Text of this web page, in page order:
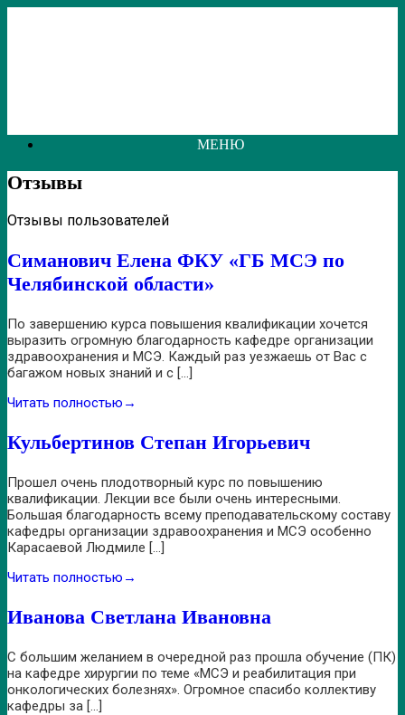
МЕНЮ
Отзывы
Отзывы пользователей
Симанович Елена ФКУ «ГБ МСЭ по
Челябинской области»
По завершению курса повышения квалификации хочется
выразить огромную благодарность кафедре организации
здравоохранения и МСЭ. Каждый раз уезжаешь от Вас с
багажом новых знаний и с […]
Читать полностью →
Кульбертинов Степан Игорьевич
Прошел очень плодотворный курс по повышению
квалификации. Лекции все были очень интересными.
Большая благодарность всему преподавательскому составу
кафедры организации здравоохранения и МСЭ особенно
Карасаевой Людмиле […]
Читать полностью →
Иванова Светлана Ивановна
С большим желанием в очередной раз прошла обучение (ПК)
на кафедре хирургии по теме «МСЭ и реабилитация при
онкологических болезнях». Огромное спасибо коллективу
кафедры за […]